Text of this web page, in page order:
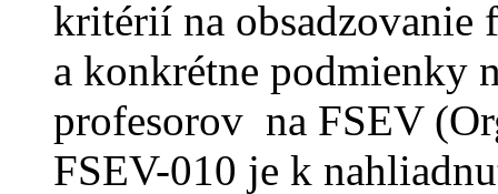
kritérií na obsadzovanie
a konkrétne podmienky
profesorov na FSEV
FSEV-010 je k